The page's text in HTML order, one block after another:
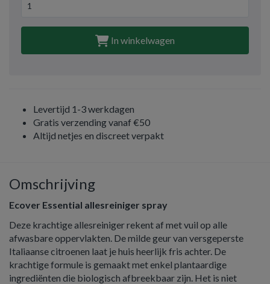
In winkelwagen
Levertijd 1-3 werkdagen
Gratis verzending vanaf €50
Altijd netjes en discreet verpakt
Omschrijving
Ecover Essential allesreiniger spray
Deze krachtige allesreiniger rekent af met vuil op alle
afwasbare oppervlakten. De milde geur van versgeperste
Italiaanse citroenen laat je huis heerlijk fris achter. De
krachtige formule is gemaakt met enkel plantaardige
ingrediënten die biologisch afbreekbaar zijn. Het is niet